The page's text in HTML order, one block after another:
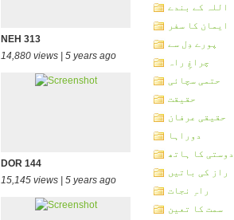
NEH 313
14,880 views | 5 years ago
DOR 144
15,145 views | 5 years ago
اللہ کے بندے
ایمان کا سفر
پورے دِل سے
چراغِ راہ
حتمی سچائی
حقیقت
حقیقی عرفان
دوراہا
دوستی کا ہاتھ
راز کی باتیں
راہِ نجات
سمت کا تعین